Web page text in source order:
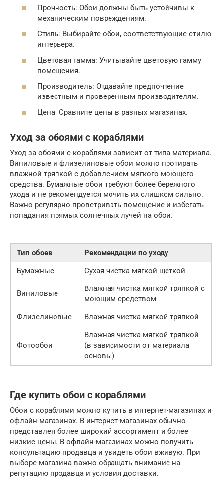
Прочность: Обои должны быть устойчивы к
механическим повреждениям.
Стиль: Выбирайте обои, соответствующие стилю
интерьера.
Цветовая гамма: Учитывайте цветовую гамму
помещения.
Производитель: Отдавайте предпочтение
известным и проверенным производителям.
Цена: Сравните цены в разных магазинах.
Уход за обоями с кораблями
Уход за обоями с кораблями зависит от типа материала.
Виниловые и флизелиновые обои можно протирать
влажной тряпкой с добавлением мягкого моющего
средства. Бумажные обои требуют более бережного
ухода и не рекомендуется мочить их слишком сильно.
Важно регулярно проветривать помещение и избегать
попадания прямых солнечных лучей на обои.
Тип обоев
Рекомендации по уходу
Бумажные
Сухая чистка мягкой щеткой
Виниловые
Влажная чистка мягкой тряпкой с
моющим средством
Флизелиновые
Влажная чистка мягкой тряпкой
Фотообои
Влажная чистка мягкой тряпкой
(в зависимости от материала
основы)
Где купить обои с кораблями
Обои с кораблями можно купить в интернет-магазинах и
офлайн-магазинах. В интернет-магазинах обычно
представлен более широкий ассортимент и более
низкие цены. В офлайн-магазинах можно получить
консультацию продавца и увидеть обои вживую. При
выборе магазина важно обращать внимание на
репутацию продавца и условия доставки.